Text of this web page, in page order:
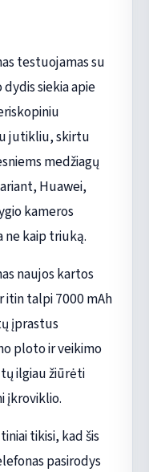
testuojamas su
siekia apie
jutikliu, skirtu
medžiagų
Huawei,
kameros
kaip triuką.
naujos kartos
itin talpi 7000 mAh
įprastus
ploto ir veikimo
ilgiau žiūrėti
įkroviklio.
tikisi, kad šis
pasirodys